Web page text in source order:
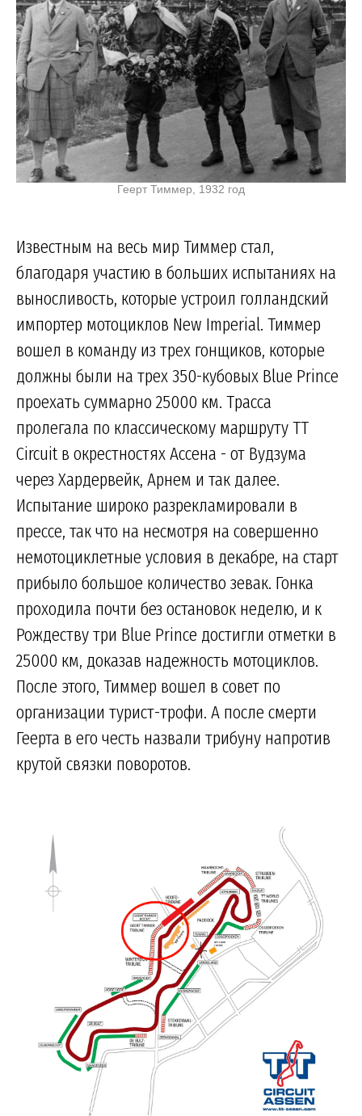
Геерт Тиммер, 1932 год
Известным на весь мир Тиммер стал,
благодаря участию в больших испытаниях на
выносливость, которые устроил голландский
импортер мотоциклов New Imperial. Тиммер
вошел в команду из трех гонщиков, которые
должны были на трех 350-кубовых Blue Prince
проехать суммарно 25000 км. Трасса
пролегала по классическому маршруту TT
Circuit в окрестностях Ассена - от Вудзума
через Хардервейк, Арнем и так далее.
Испытание широко разрекламировали в
прессе, так что на несмотря на совершенно
немотоциклетные условия в декабре, на старт
прибыло большое количество зевак. Гонка
проходила почти без остановок неделю, и к
Рождеству три Blue Prince достигли отметки в
25000 км, доказав надежность мотоциклов.
После этого, Тиммер вошел в совет по
организации турист-трофи. А после смерти
Геерта в его честь назвали трибуну напротив
крутой связки поворотов.